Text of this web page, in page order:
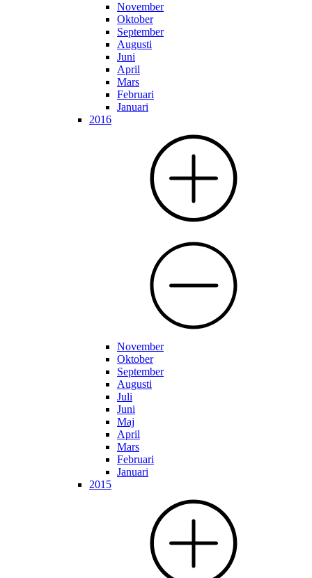
November
Oktober
September
Augusti
Juni
April
Mars
Februari
Januari
2016
November
Oktober
September
Augusti
Juli
Juni
Maj
April
Mars
Februari
Januari
2015